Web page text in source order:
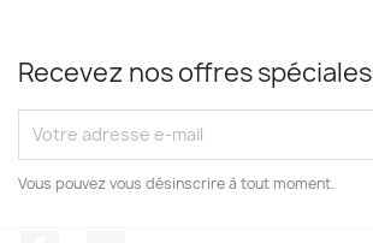
Recevez nos offres spéciales
Vous pouvez vous désinscrire à tout moment.